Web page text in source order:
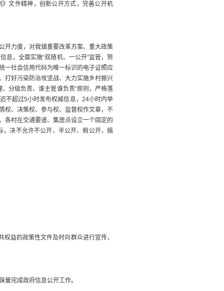
文件精神，创新公开方式，完善公开机
力度，对我镇重要改革方案、重大政策
息，全面实施“双随机、一公开”监管，努
一社会信用代码为唯一标识的电子证照应
打好污染防治攻坚战、大力实施乡村振兴
分级负责、谁主管谁负责”原则，严格落
不超过5小时发布权威信息，24小时内举
权、决策权、参与权、监督权作文章，不
各村在交通要道、集居点设立一个固定的
决不允许不公开、半公开、假公开，搞
益的政策性文件及时向群众进行宣传，
完成政府信息公开工作。